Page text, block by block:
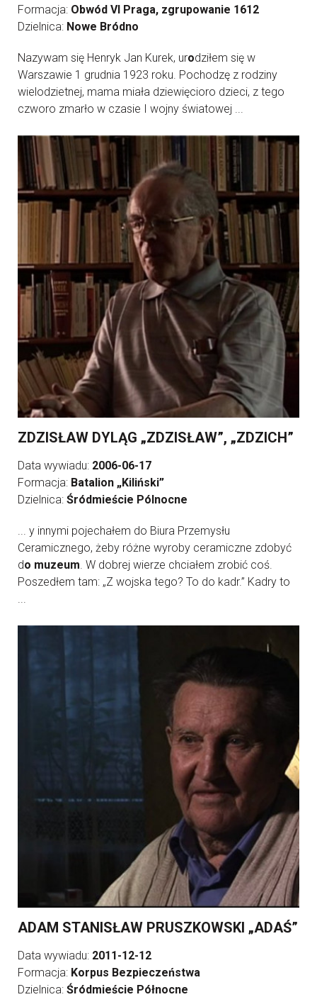
Formacja: Obwód VI Praga, zgrupowanie 1612
Dzielnica: Nowe Bródno
Nazywam się Henryk Jan Kurek, urodziłem się w
Warszawie 1 grudnia 1923 roku. Pochodzę z rodziny
wielodzietnej, mama miała dziewięcioro dzieci, z tego
czworo zmarło w czasie I wojny światowej ...
ZDZISŁAW DYLĄG „ZDZISŁAW”, „ZDZICH”
Data wywiadu: 2006-06-17
Formacja: Batalion „Kiliński”
Dzielnica: Śródmieście Pólnocne
... y innymi pojechałem do Biura Przemysłu
Ceramicznego, żeby różne wyroby ceramiczne zdobyć
do muzeum. W dobrej wierze chciałem zrobić coś.
Poszedłem tam: „Z wojska tego? To do kadr.” Kadry to
...
ADAM STANISŁAW PRUSZKOWSKI „ADAŚ”
Data wywiadu: 2011-12-12
Formacja: Korpus Bezpieczeństwa
Dzielnica: Śródmieście Północne